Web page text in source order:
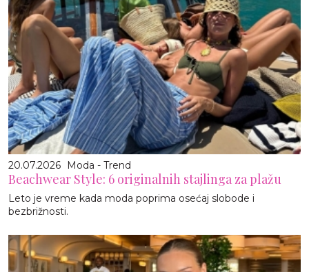
20.07.2026 Moda - Trend
Beachwear Style: 6 originalnih stajlinga za plažu
Leto je vreme kada moda poprima osećaj slobode i
bezbrižnosti.